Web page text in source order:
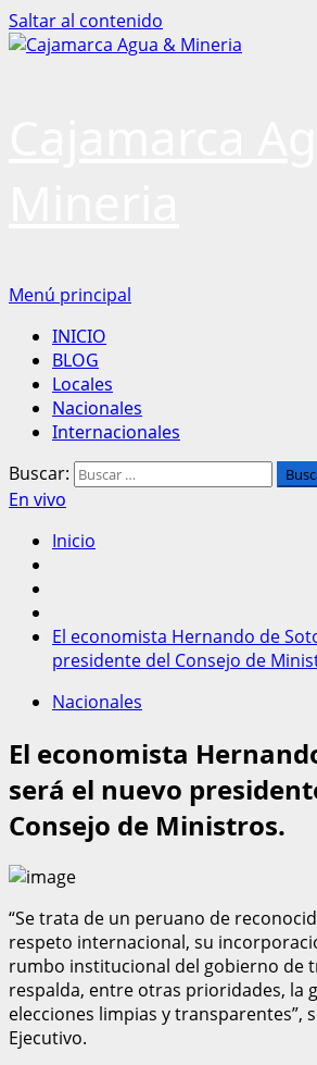
Saltar al contenido
Menú principal
INICIO
BLOG
Locales
Nacionales
Internacionales
Buscar:
En vivo
Inicio
El economista Hernando de
presidente del Consejo de
Nacionales
El economista
será el nuevo
Consejo de Ministros.
“Se trata de un peruano de
respeto internacional, su
rumbo institucional del gobierno de
respalda, entre otras prioridades, la
elecciones limpias y transparentes”,
Ejecutivo.